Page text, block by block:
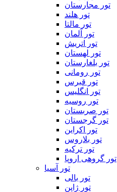
تور مجارستان
تور هلند
تور مالتا
تور آلمان
تور اتریش
تور لهستان
تور بلغارستان
تور رومانی
تور قبرس
تور انگلیس
تور روسیه
تور صربستان
تور گرجستان
تور اکراین
تور بلاروس
تور ترکیه
تور گروهی اروپا
تور آسیا
تور بالی
تور ژاپن